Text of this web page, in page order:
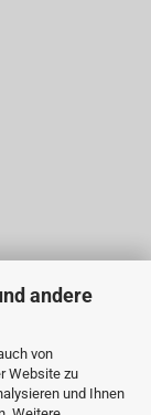
andere
von
Website zu
und Ihnen